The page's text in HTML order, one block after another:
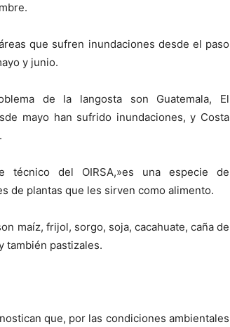
que sufren inundaciones desde el paso
y junio.
de la langosta son Guatemala, El
mayo han sufrido inundaciones, y Costa
técnico del OIRSA,»es una especie de
de plantas que les sirven como alimento.
maíz, frijol, sorgo, soja, cacahuate, caña de
también pastizales.
que, por las condiciones ambientales